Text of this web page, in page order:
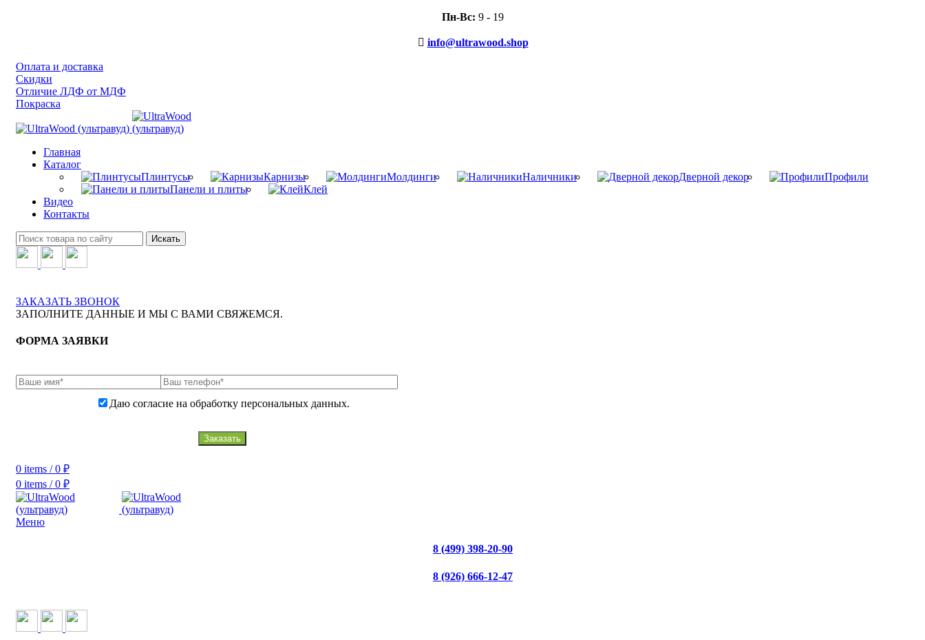
Пн-Вс: 9 - 19
info@ultrawood.shop
Оплата и доставка
Скидки
Отличие ЛДФ от МДФ
Покраска
Главная
Каталог
Плинтусы
Карнизы Молдинги Наличники Дверной декор
Профили
Панели и плиты
Клей
Видео
Контакты
Искать
ЗАКАЗАТЬ ЗВОНОК
ЗАПОЛНИТЕ ДАННЫЕ И МЫ С ВАМИ СВЯЖЕМСЯ.
ФОРМА ЗАЯВКИ
Даю согласие на обработку персональных данных.
Заказать
0 items / 0 ₽
0 items / 0 ₽
Меню
8 (499) 398-20-90
8 (926) 666-12-47